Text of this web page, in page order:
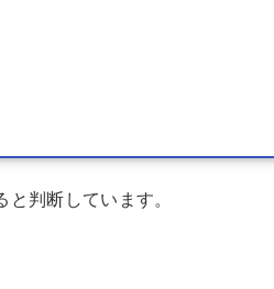
判断しています。